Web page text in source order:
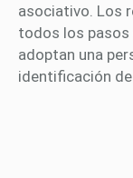
asociativo. Los
todos los pasos
adoptan una
identificación